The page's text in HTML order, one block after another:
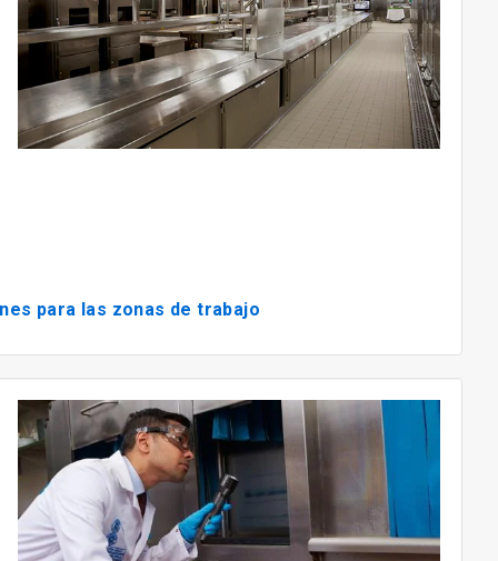
para las zonas de trabajo